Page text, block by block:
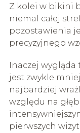
Z kolei w bikini
niemal całej
pozostawienia
precyzyjnego
Inaczej
jest zwykle
najbardziej
względu na
pierwszych